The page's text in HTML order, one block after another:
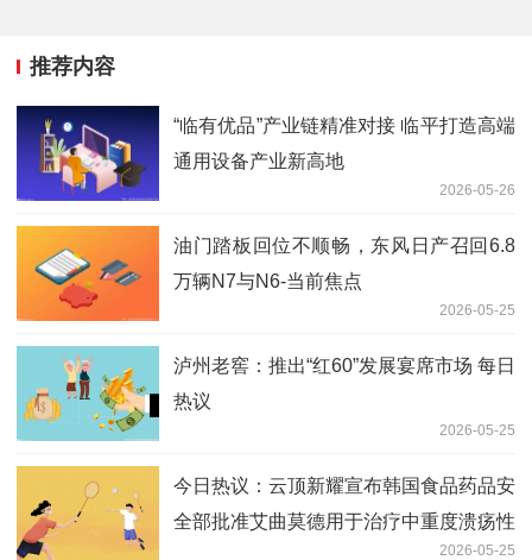
推荐内容
“临有优品”产业链精准对接 临平打造高端
通用设备产业新高地
2026-05-26
油门踏板回位不顺畅，东风日产召回6.8
万辆N7与N6-当前焦点
2026-05-25
泸州老窖：推出“红60”发展宴席市场 每日
热议
2026-05-25
今日热议：云顶新耀宣布韩国食品药品安
全部批准艾曲莫德用于治疗中重度溃疡性
2026-05-25